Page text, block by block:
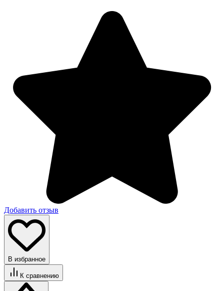
Добавить отзыв
В избранное
К сравнению